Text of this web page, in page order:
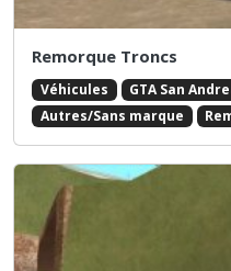
Remorque Troncs
Véhicules GTA San
Autres/Sans marque